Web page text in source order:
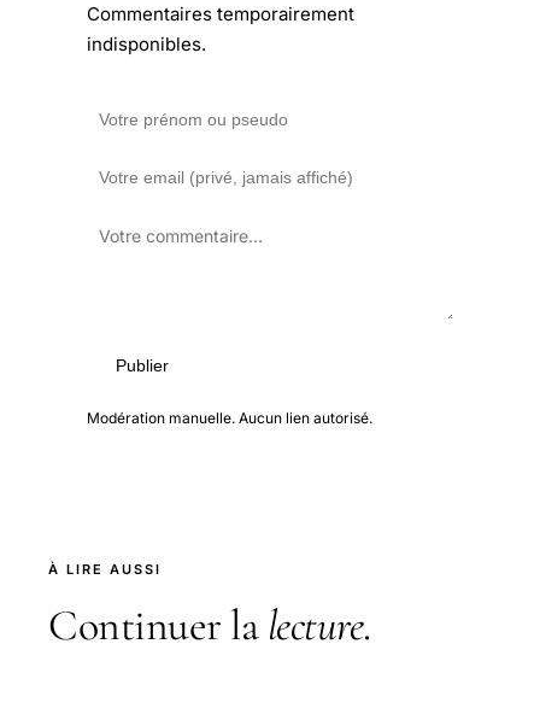
Commentaires temporairement
indisponibles.
Publier
Modération manuelle. Aucun lien autorisé.
À LIRE AUSSI
Continuer la lecture.